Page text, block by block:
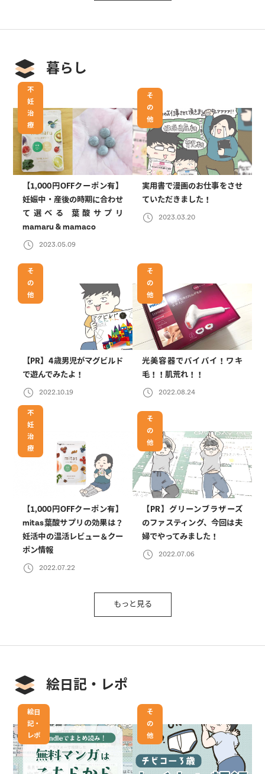
暮らし
不
妊
治
療
【1,000円OFFクーポン有】
妊娠中・産後の時期に合わせ
て選べる 葉酸サプリ
mamaru & mamaco
2023.05.09
そ
の
他
実用書で漫画のお仕事をさせ
ていただきました！
2023.03.20
そ
の
他
【PR】4歳男児がマグビルド
で遊んでみたよ！
2022.10.19
そ
の
他
光美容器でバイバイ！ワキ
毛！！肌荒れ！！
2022.08.24
不
妊
治
療
【1,000円OFFクーポン有】
mitas葉酸サプリの効果は？
妊活中の温活レビュー＆クー
ポン情報
2022.07.22
そ
の
他
【PR】グリーンブラザーズ
のファスティング、今回は夫
婦でやってみました！
2022.07.06
もっと見る
絵日記・レポ
絵日
記・
レポ
そ
の
他